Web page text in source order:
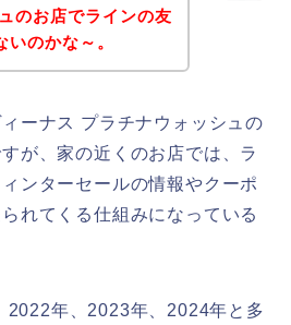
のお店でラインの友
のかな～。
ーナス プラチナウォッシュの
が、家の近くのお店では、ラ
ンターセールの情報やクーポ
れてくる仕組みになっている
2022年、2023年、2024年と多